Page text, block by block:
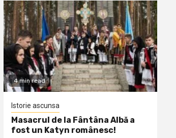
4 min read
Istorie ascunsa
Masacrul de la Fântâna Albă a
fost un Katyn românesc!